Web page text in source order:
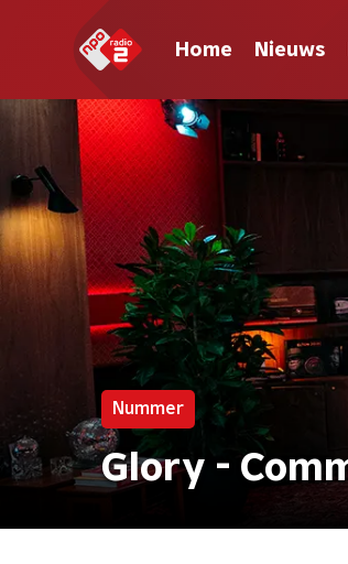
Home Nieuws
Nummer
Glory -